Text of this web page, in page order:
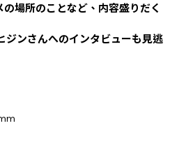
場所のことなど、内容盛りだく
ジンさんへのインタビューも見逃